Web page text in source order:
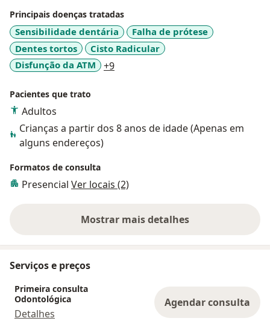
Principais doenças tratadas
Sensibilidade dentária
Falha de prótese
Dentes tortos
Cisto Radicular
Disfunção da ATM
+9a11y_sr_more_diseases
Pacientes que trato
Adultos
Crianças a partir dos 8 anos de idade (Apenas em
alguns endereços)
Formatos de consulta
Presencial Ver locais (2)
Mostrar mais detalhes
sobre a experiência
Serviços e preços
Primeira consulta
Odontológica
Detalhes
Agendar consulta